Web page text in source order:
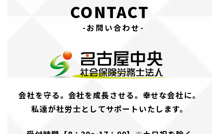
CONTACT
-お問い合わせ-
会社を守る。会社を成長させる。幸せな会社に。
私達が社労士としてサポートいたします。